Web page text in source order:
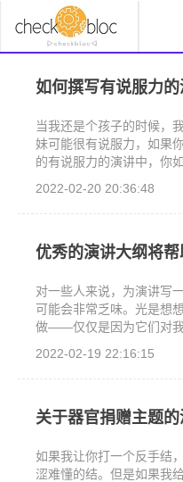
如何撰写有说服力
当我还是个孩子的时候，
妹可能很有说服力，如果
的有说服力的演讲中，你
2022-02-20 20:36:48
优秀的演讲大纲将
对一些人来说，为演讲写
可能会非常乏味。光是想
做——仅仅是因为它们对我
也需要一些帮助，以正
编写有说服力的演讲。
2022-02-19 22:16:15
关于器官捐赠主题
如果我让你打一个反手结
涩难懂的结。但是如果我